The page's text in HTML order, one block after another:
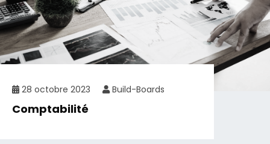
28 octobre 2023 Build-Boards
Comptabilité